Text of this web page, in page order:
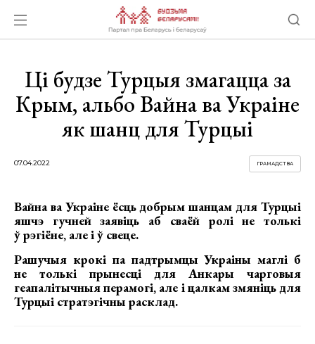
Ці будзе Турцыя змагацца за
Крым, альбо Вайна ва Украіне
як шанц для Турцыі
07.04.2022 ГРАМАДСТВА
Вайна ва Украіне ёсць добрым шанцам для Турцыі
яшчэ гучней заявіць аб сваёй ролі не толькі
ў рэгіёне, але і ў свеце.
Рашучыя крокі па падтрымцы Украіны маглі б
не толькі прынесці для Анкары чарговыя
геапалітычныя перамогі, але і цалкам змяніць для
Турцыі стратэгічны расклад.